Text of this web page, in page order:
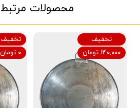
محصولات مرتبط
تخفیف
۰ تومان
تخفیف
۱۴۰,۰۰۰ تومان